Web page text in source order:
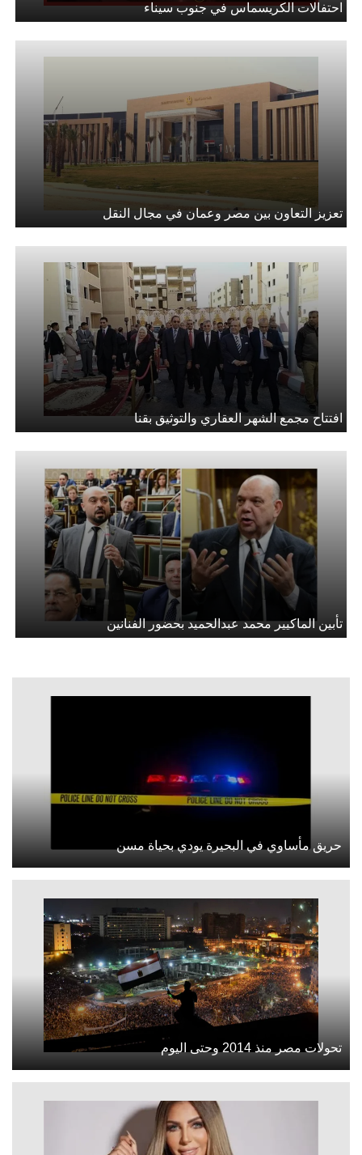
احتفالات الكريسماس في جنوب سيناء
تعزيز التعاون بين مصر وعمان في مجال النقل
افتتاح مجمع الشهر العقاري والتوثيق بقنا
تأبين الماكيير محمد عبدالحميد بحضور الفنانين
حريق مأساوي في البحيرة يودي بحياة مسن
تحولات مصر منذ 2014 وحتى اليوم